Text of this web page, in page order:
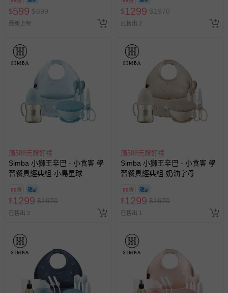
$599 $699
最新上架
$1299 $1970
已售出 2
滿588元贈好禮
Simba 小獅王辛巴 - 小食客 學
習餐具經典組-小島星球
66折
$1299 $1970
已售出 2
滿588元贈好禮
Simba 小獅王辛巴 - 小食客 學
習餐具經典組-奶油字母
66折
$1299 $1970
已售出 1